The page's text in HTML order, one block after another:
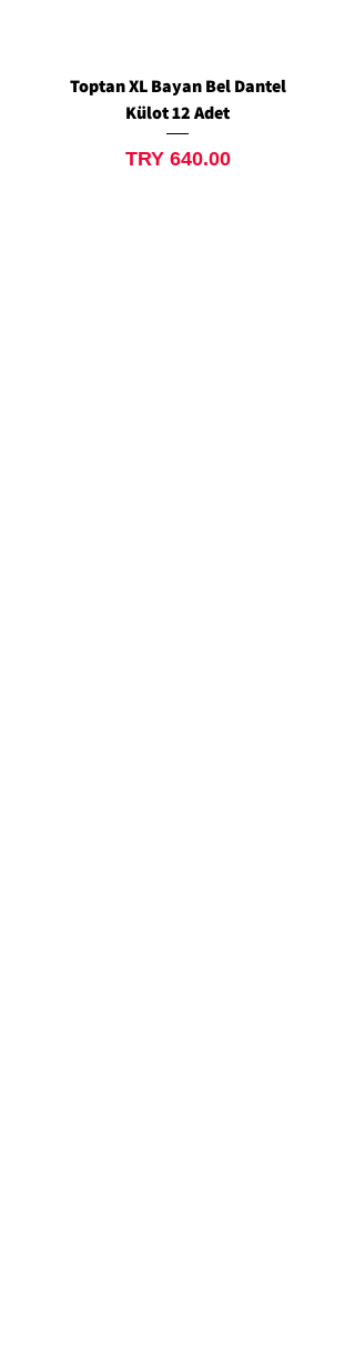
Toptan XL Bayan Bel Dantel
Külot 12 Adet
Price
TRY 640.00